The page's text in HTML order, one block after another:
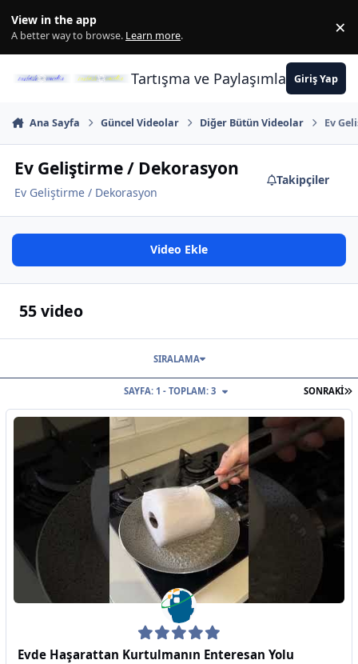
View in the app
A better way to browse. Learn more. ×
Tartışma ve PaylaşımlarınGiriş Yap
Ana Sayfa Güncel Videolar Diğer Bütün Videolar Ev
Ev Geliştirme / Dekorasyon
Ev Geliştirme / Dekorasyon
Takipçiler
Video Ekle
55 video
SONRAKI
SAYFA: 1 - TOPLAM: 3
SIRALAMA
Evde Haşarattan Kurtulmanın Enteresan Yolu